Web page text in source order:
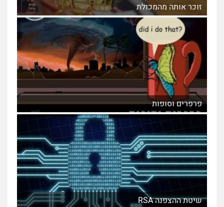
זוכר אותה מהמכולת
פרפרים וסופות
שיטת ההצפנה RSA